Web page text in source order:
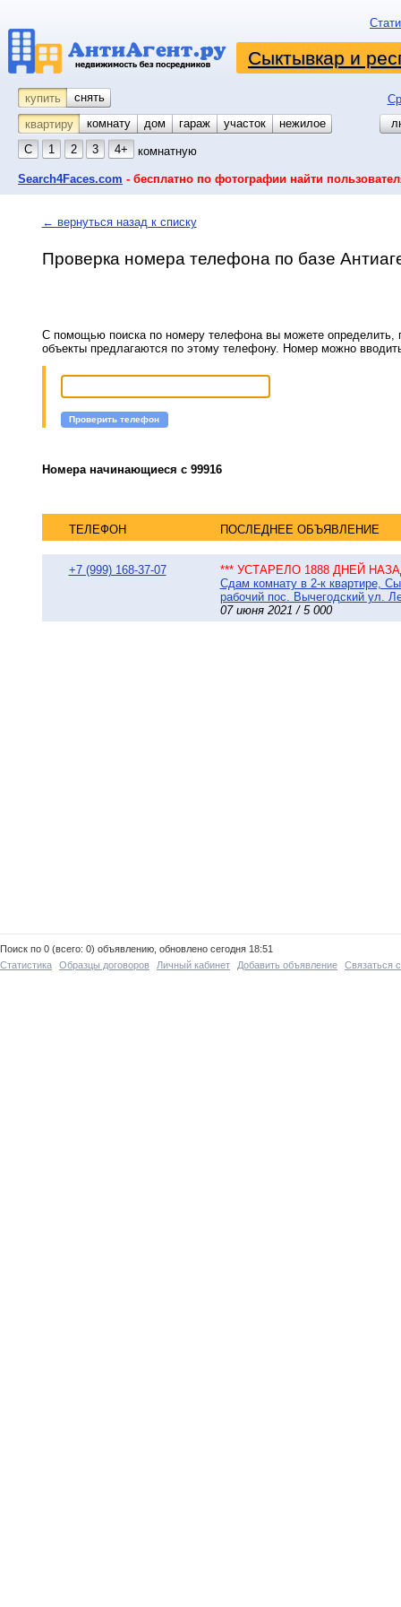
Сыктывкар и
купить снять
квартиру
комнату койко-место
дом гараж участок
нежилое
С
1 2 3 4+ комнатную
Search4Faces.com - бесплатно по фотографии найти
← вернуться назад к списку
Проверка номера телефона по базе
С помощью поиска по номеру телефона вы можете определить,
объекты предлагаются по этому телефону. Номер можно
Проверить телефон
Номера начинающиеся с 99916
ТЕЛЕФОН ПОСЛЕДНЕЕ ОБЪЯВЛЕНИЕ
+7 (999) 168-37-07
*** УСТАРЕЛО 1888 ДНЕЙ
Сдам комнату в 2-к квартире,
рабочий пос. Вычегодский ул.
07 июня 2021 / 5 000
Поиск по 0 (всего: 0) объявлению, обновлено сегодня 18:51
Статистика
Образцы договоров Личный кабинет Добавить объявление Связаться